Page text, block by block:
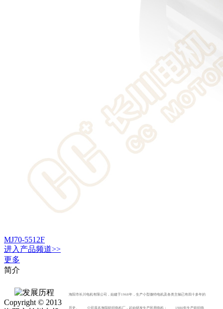
MJ70-5512F
进入 产品频道>>
更多
简介
海阳市长川电机有限公司，始建于1968年，生产小型微特电机及各类主轴已有四十多年的
历史。 公司原名海阳纺织电机厂，起始研发生产民用电机； 1980年生产纺织电
Copyright © 2013